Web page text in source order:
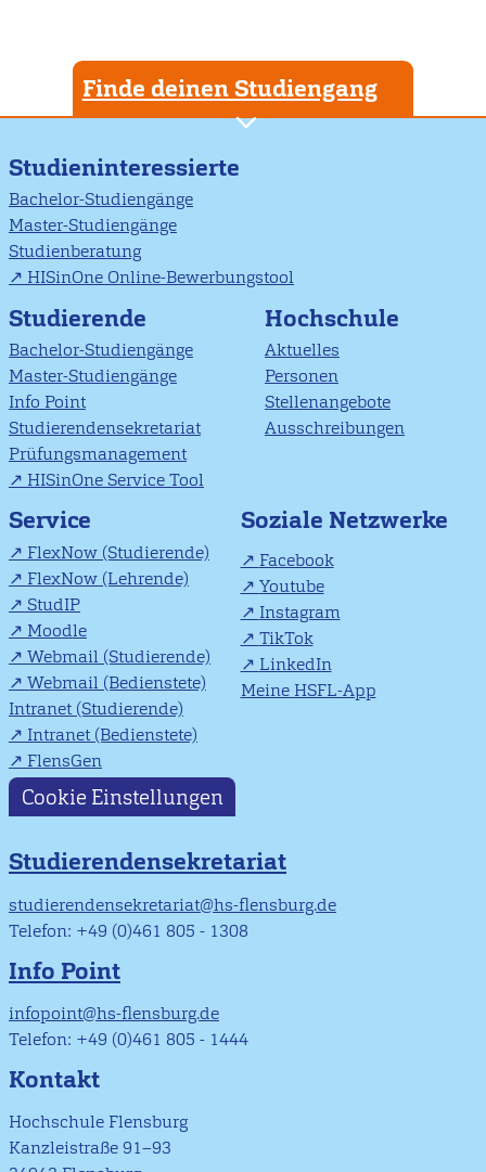
Finde deinen Studiengang
Studieninteressierte
Bachelor-Studiengänge
Master-Studiengänge
Studienberatung
HISinOne Online-Bewerbungstool
Studierende
Bachelor-Studiengänge
Master-Studiengänge
Info Point
Studierendensekretariat
Prüfungsmanagement
HISinOne Service Tool
Hochschule
Aktuelles
Personen
Stellenangebote
Ausschreibungen
Service
FlexNow (Studierende)
FlexNow (Lehrende)
StudIP
Moodle
Webmail (Studierende)
Webmail (Bedienstete)
Intranet (Studierende)
Intranet (Bedienstete)
FlensGen
Soziale Netzwerke
Facebook
Youtube
Instagram
TikTok
LinkedIn
Meine HSFL-App
Cookie Einstellungen
Studierendensekretariat
studierendensekretariat@hs-flensburg.de
Telefon: +49 (0)461 805 - 1308
Info Point
infopoint@hs-flensburg.de
Telefon: +49 (0)461 805 - 1444
Kontakt
Hochschule Flensburg
Kanzleistraße 91–93